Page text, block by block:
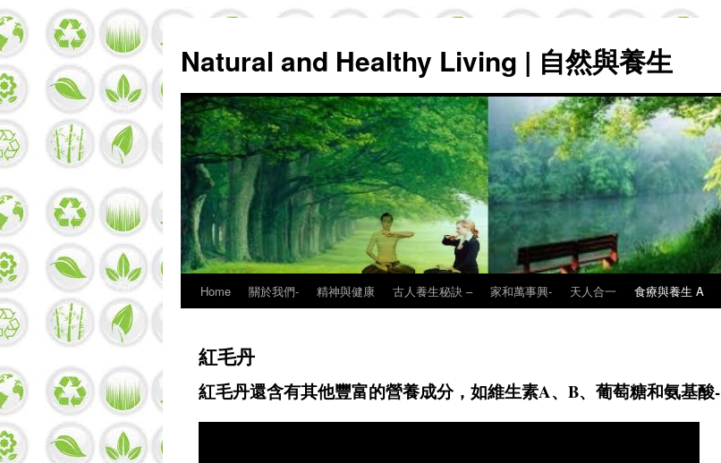
Natural and Healthy Living | 自然與養生
Skip
content
Home 關於我們- 精神與健康 古人養生秘訣 – 家和萬事興- 天人合一 食療與養生 A
紅毛丹
紅毛丹還含有其他豐富的營養成分，如維生素A、B、葡萄糖和氨基酸-